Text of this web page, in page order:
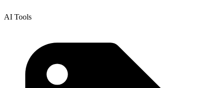
AI Tools